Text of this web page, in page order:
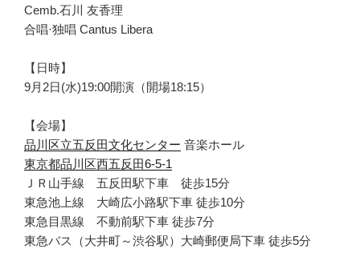
Cemb.石川 友香理
合唱·独唱 Cantus Libera
【日時】
9月2日(水)19:00開演（開場18:15）
【会場】
品川区立五反田文化センター 音楽ホール
東京都品川区西五反田6-5-1
ＪＲ山手線 五反田駅下車 徒歩15分
東急池上線 大崎広小路駅下車 徒歩10分
東急目黒線 不動前駅下車 徒歩7分
東急バス（大井町～渋谷駅）大崎郵便局下車 徒歩5分